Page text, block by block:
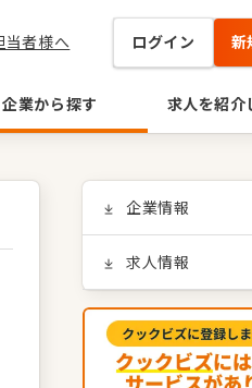
当者様へ ログイン 新
企業から探す 求人を紹介
企業情報
求人情報